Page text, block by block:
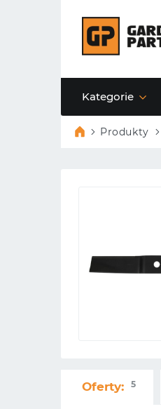
Kategorie
Produkty
Oferty: 5